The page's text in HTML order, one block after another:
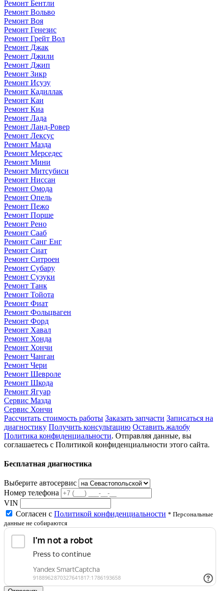
Ремонт Бентли
Ремонт Вольво
Ремонт Воя
Ремонт Генезис
Ремонт Грейт Вол
Ремонт Джак
Ремонт Джили
Ремонт Джип
Ремонт Зикр
Ремонт Исузу
Ремонт Кадиллак
Ремонт Каи
Ремонт Киа
Ремонт Лада
Ремонт Ланд-Ровер
Ремонт Лексус
Ремонт Мазда
Ремонт Мерседес
Ремонт Мини
Ремонт Митсубиси
Ремонт Ниссан
Ремонт Омода
Ремонт Опель
Ремонт Пежо
Ремонт Порше
Ремонт Рено
Ремонт Сааб
Ремонт Санг Енг
Ремонт Сиат
Ремонт Ситроен
Ремонт Субару
Ремонт Сузуки
Ремонт Танк
Ремонт Тойота
Ремонт Фиат
Ремонт Фольцваген
Ремонт Форд
Ремонт Хавал
Ремонт Хонда
Ремонт Хончи
Ремонт Чанган
Ремонт Чери
Ремонт Шевроле
Ремонт Шкода
Ремонт Ягуар
Сервис Мазда
Сервис Хончи
Рассчитать стоимость работы Заказать запчасти Записаться на
диагностику Получить консультацию Оставить жалобу
Политика конфиденциальности. Отправляя данные, вы
соглашаетесь с Политикой конфиденциальности этого сайта.
Бесплатная диагностика
Выберите автосервис
Номер телефона
VIN
Согласен с Политикой конфиденциальности * Персональные
данные не собираются